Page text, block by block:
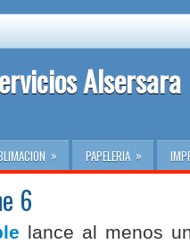
Alsersara
» PAPELERIA »
6
lance al menos